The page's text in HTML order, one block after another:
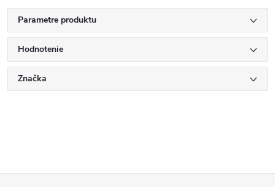
Parametre produktu
Hodnotenie
Značka